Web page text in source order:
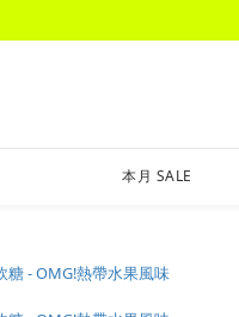
本月 SALE